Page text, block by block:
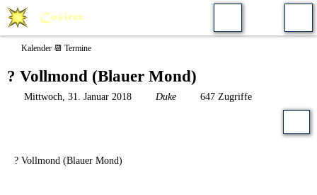
Kalender 📆 Termine
? Vollmond (Blauer Mond)
Mittwoch, 31. Januar 2018 Duke 647 Zugriffe
? Vollmond (Blauer Mond)